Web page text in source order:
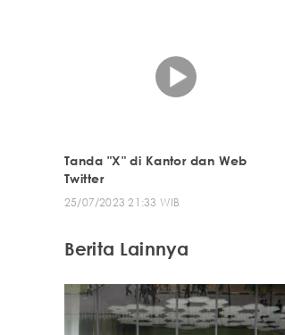
Tanda "X" di Kantor dan Web
Twitter
25/07/2023 21:33 WIB
Berita Lainnya